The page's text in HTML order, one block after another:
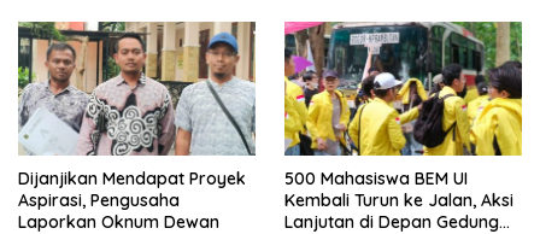
Dijanjikan Mendapat Proyek
Aspirasi, Pengusaha
Laporkan Oknum Dewan
500 Mahasiswa BEM UI
Kembali Turun ke Jalan, Aksi
Lanjutan di Depan Gedung